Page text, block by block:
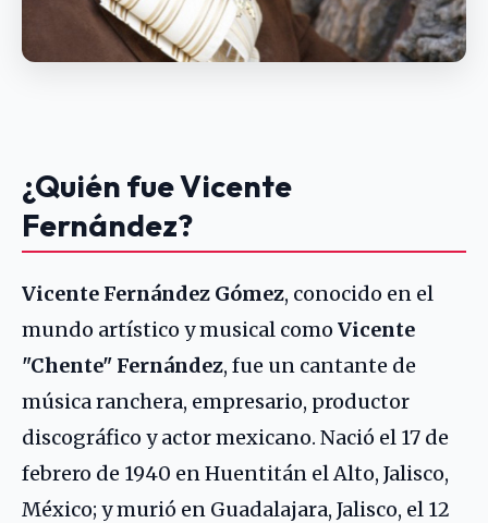
¿Quién fue Vicente
Fernández?
Vicente Fernández Gómez, conocido en el
mundo artístico y musical como Vicente
"Chente" Fernández, fue un cantante de
música ranchera, empresario, productor
discográfico y actor mexicano. Nació el 17 de
febrero de 1940 en Huentitán el Alto, Jalisco,
México; y murió en Guadalajara, Jalisco, el 12